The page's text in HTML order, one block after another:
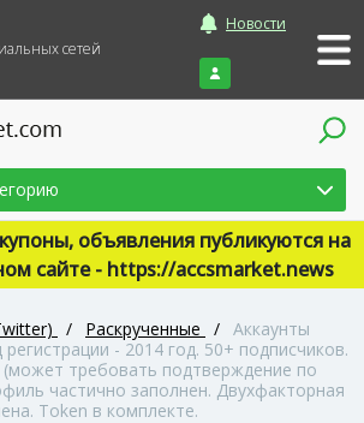
сетей
Новости
Войти
объявления публикуются на
сайте - https://accsmarket.news
/ Раскрученные / Аккаунты
- 2014 год. 50+ подписчиков.
требовать подтверждение по
частично заполнен. Двухфакторная
Token в комплекте.